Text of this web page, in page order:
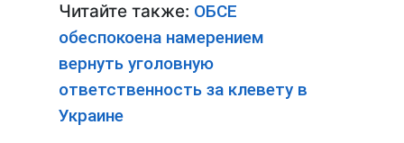
Читайте также: ОБСЕ
обеспокоена намерением
вернуть уголовную
ответственность за клевету в
Украине